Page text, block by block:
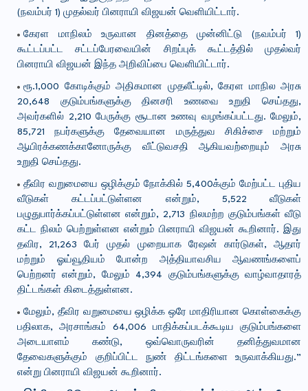
(நவம்பர் 1) முதல்வர் பினராயி விஜயன் வெளியிட்டார்.
கேரள மாநிலம் உருவான தினத்தை முன்னிட்டு (நவம்பர் 1)
கூட்டப்பட்ட சட்டப்பேரவையின் சிறப்புக் கூட்டத்தில் முதல்வர்
பினராயி விஜயன் இந்த அறிவிப்பை வெளியிட்டார்.
ரூ.1,000 கோடிக்கும் அதிகமான முதலீட்டில், கேரள மாநில அரசு
20,648 குடும்பங்களுக்கு தினசரி உணவை உறுதி செய்தது,
அவர்களில் 2,210 பேருக்கு சூடான உணவு வழங்கப்பட்டது. மேலும்,
85,721 நபர்களுக்கு தேவையான மருத்துவ சிகிச்சை மற்றும்
ஆயிரக்கணக்கானோருக்கு வீட்டுவசதி ஆகியவற்றையும் அரசு
உறுதி செய்தது.
தீவிர வறுமையை ஒழிக்கும் நோக்கில் 5,400க்கும் மேற்பட்ட புதிய
வீடுகள் கட்டப்பட்டுள்ளன என்றும், 5,522 வீடுகள்
பழுதுபார்க்கப்பட்டுள்ளன என்றும், 2,713 நிலமற்ற குடும்பங்கள் வீடு
கட்ட நிலம் பெற்றுள்ளன என்றும் பினராயி விஜயன் கூறினார். இது
தவிர, 21,263 பேர் முதல் முறையாக ரேஷன் கார்டுகள், ஆதார்
மற்றும் ஓய்வூதியம் போன்ற அத்தியாவசிய ஆவணங்களைப்
பெற்றனர் என்றும், மேலும் 4,394 குடும்பங்களுக்கு வாழ்வாதாரத்
திட்டங்கள் கிடைத்துள்ளன.
மேலும், தீவிர வறுமையை ஒழிக்க ஒரே மாதிரியான கொள்கைக்கு
பதிலாக, அரசாங்கம் 64,006 பாதிக்கப்படக்கூடிய குடும்பங்களை
அடையாளம் கண்டு, ஒவ்வொருவரின் தனித்துவமான
தேவைகளுக்கும் குறிப்பிட்ட நுண் திட்டங்களை உருவாக்கியது.”
என்று பினராயி விஜயன் கூறினார்.